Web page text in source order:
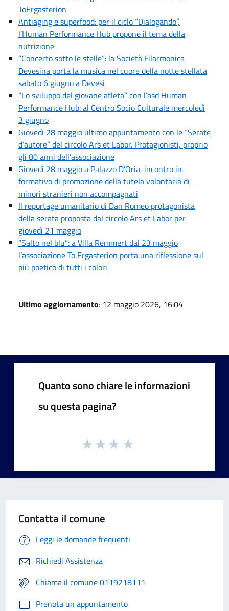
ToErgasterion
Antiaging e superfood: per il ciclo “Dialogando”,
l’Human Performance Hub propone il tema della
nutrizione
“Concerto sotto le stelle”: la Società Filarmonica
Devesina porta la musica nel cuore della notte stellata
sabato 6 giugno a Devesi
“Lo sviluppo del giovane atleta” con l’asd Human
Performance Hub: al Centro Socio Culturale mercoledì
3 giugno
Giovedì 28 maggio ultimo appuntamento con le “Serate
d’autore” del circolo Ars et Labor. Protagionisti, proprio
gli 80 anni dell’associazione
Giovedì 28 maggio a Palazzo D’Oria, incontro in-
formativo di promozione della tutela volontaria di
minori stranieri non accompagnati
Il reportage umanitario di Dan Romeo protagonista
della serata proposta dal circolo Ars et Labor per
giovedì 21 maggio
“Salto nel blu”: a Villa Remmert dal 23 maggio
l’associazione To Ergasterion porta una riflessione sul
più poetico di tutti i colori
Ultimo aggiornamento: 12 maggio 2026, 16:04
Quanto sono chiare le informazioni
su questa pagina?
Contatta il comune
Leggi le domande frequenti
Richiedi Assistenza
Chiama il comune 0119218111
Prenota un appuntamento